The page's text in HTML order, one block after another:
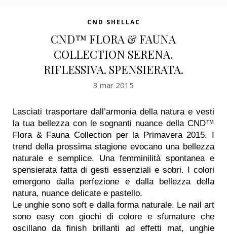
CND SHELLAC
CND™ FLORA & FAUNA
COLLECTION SERENA.
RIFLESSIVA. SPENSIERATA.
3 mar 2015
Lasciati trasportare dall’armonia della natura e vesti
la tua bellezza con le sognanti nuance della CND™
Flora & Fauna Collection per la Primavera 2015. I
trend della prossima stagione evocano una bellezza
naturale e semplice. Una femminilità spontanea e
spensierata fatta di gesti essenziali e sobri. I colori
emergono dalla perfezione e dalla bellezza della
natura, nuance delicate e pastello.
Le unghie sono soft e dalla forma naturale. Le nail art
sono easy con giochi di colore e sfumature che
oscillano da finish brillanti ad effetti mat, unghie